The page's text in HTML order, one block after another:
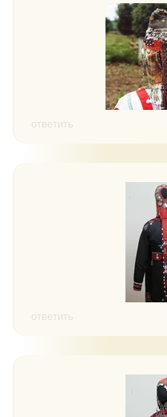
ответить
ответить